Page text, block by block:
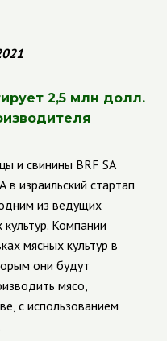
2,5 млн долл.
и свинины BRF SA
израильский стартап
из ведущих
Компании
мясных культур в
они будут
мясо,
с использованием